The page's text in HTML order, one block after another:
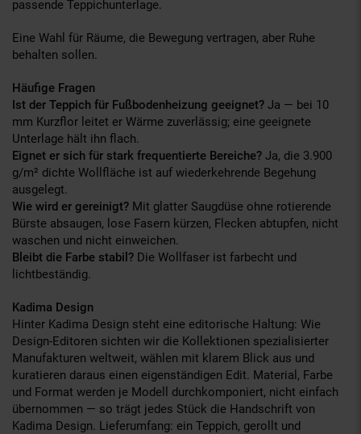
passende Teppichunterlage.
Eine Wahl für Räume, die Bewegung vertragen, aber Ruhe
behalten sollen.
Häufige Fragen
Ist der Teppich für Fußbodenheizung geeignet? Ja — bei 10
mm Kurzflor leitet er Wärme zuverlässig; eine geeignete
Unterlage hält ihn flach.
Eignet er sich für stark frequentierte Bereiche? Ja, die 3.900
g/m² dichte Wollfläche ist auf wiederkehrende Begehung
ausgelegt.
Wie wird er gereinigt? Mit glatter Saugdüse ohne rotierende
Bürste absaugen, lose Fasern kürzen, Flecken abtupfen, nicht
waschen und nicht einweichen.
Bleibt die Farbe stabil? Die Wollfaser ist farbecht und
lichtbeständig.
Kadima Design
Hinter Kadima Design steht eine editorische Haltung: Wie
Design-Editoren sichten wir die Kollektionen spezialisierter
Manufakturen weltweit, wählen mit klarem Blick aus und
kuratieren daraus einen eigenständigen Edit. Material, Farbe
und Format werden je Modell durchkomponiert, nicht einfach
übernommen — so trägt jedes Stück die Handschrift von
Kadima Design. Lieferumfang: ein Teppich, gerollt und